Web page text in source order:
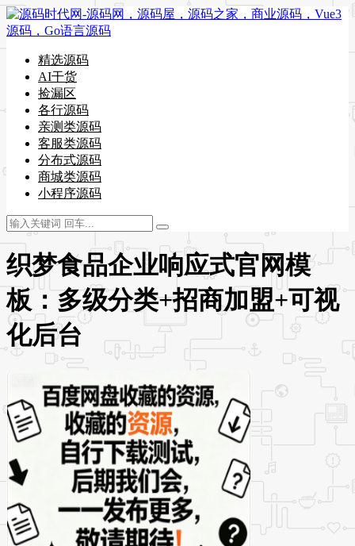
精选源码
AI干货
捡漏区
各行源码
亲测类源码
客服类源码
分布式源码
商城类源码
小程序源码
织梦食品企业响应式官网模
板：多级分类+招商加盟+可视
化后台